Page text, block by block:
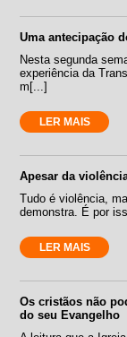
Uma antecipação
Nesta segunda
experiência da
m[...]
LER MAIS
Apesar da
Tudo é violência,
demonstra. É por
LER MAIS
Os cristãos não
do seu Evangelho